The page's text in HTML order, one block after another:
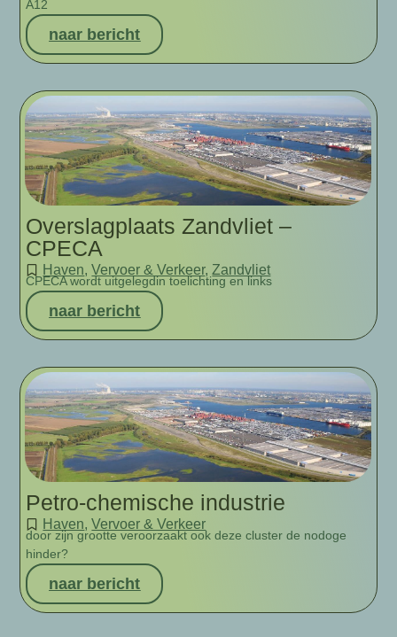
A12
naar bericht
Overslagplaats Zandvliet –
CPECA
Haven,Vervoer & Verkeer,Zandvliet
CPECA wordt uitgelegdin toelichting en links
naar bericht
Petro-chemische industrie
Haven,Vervoer & Verkeer
door zijn grootte veroorzaakt ook deze cluster de nodoge
hinder?
naar bericht